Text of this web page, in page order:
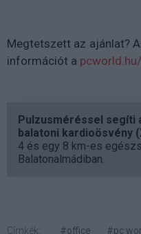
Megtetszett az ajánlat?
információt a
Pulzusméréssel segíti
balatoni kardioösvény
4 és egy 8 km-es
Balatonalmádiban.
Címkék: #office #pc